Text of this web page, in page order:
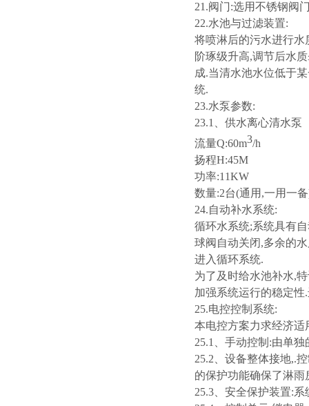
21.阀门:选用不锈钢阀
22.水池与过滤装置:
将喷淋后的污水进行水
阶琢级升高,调节后水质
成.当清水池水位低于
统.
23.水泵参数:
23.1、供水离心清水泵
流量Q:60m3/h
扬程H:45M
功率:11KW
数量:2台(通用,一用一
24.自动补水系统:
循环水系统;系统具有
球阀自动关闭,多余的
进入循环系统.
为了及时给水池补水,
加强系统运行的稳定
25.电控控制系统:
本电控方案力求经济适
25.1、手动控制:由单
25.2、设备整体接地,.
的保护功能确保了淋
25.3、安全保护装置: